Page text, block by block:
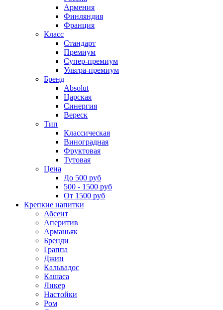
Армения
Финляндия
Франция
Класс
Стандарт
Премиум
Супер-премиум
Ультра-премиум
Бренд
Absolut
Царская
Синергия
Вереск
Тип
Классическая
Виноградная
Фруктовая
Тутовая
Цена
До 500 руб
500 - 1500 руб
От 1500 руб
Крепкие напитки
Абсент
Аперитив
Арманьяк
Бренди
Граппа
Джин
Кальвадос
Кашаса
Ликер
Настойки
Ром